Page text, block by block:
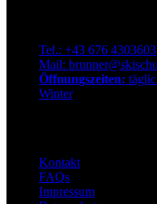
Tel.: +43 676 4303603
Mail:
Öffnungszeiten:
Winter
Kontakt
FAQs
Impressum